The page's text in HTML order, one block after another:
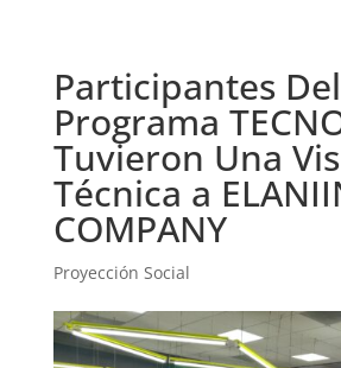
Participantes Del
Programa
Tuvieron Una
Técnica a
COMPANY
Proyección Social